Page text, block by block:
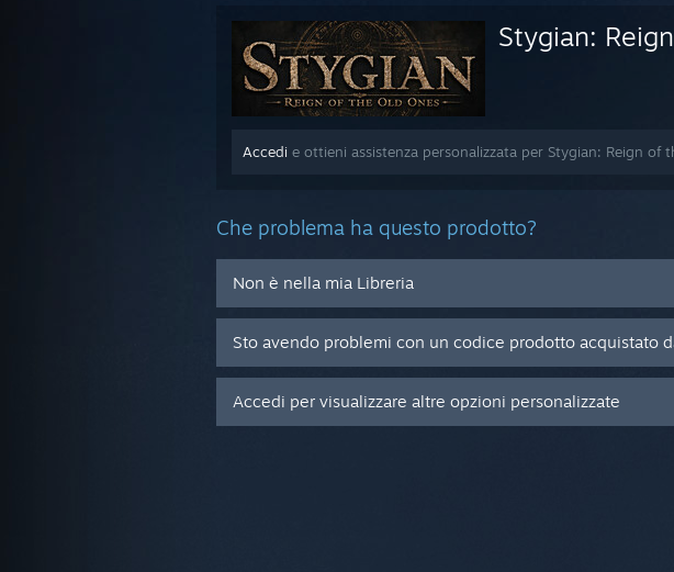
Stygian:
Accedi e ottieni assistenza personalizzata per Stygian: Reign of
Che problema ha questo prodotto?
Non è nella mia Libreria
Sto avendo problemi con un codice prodotto acquistato
Accedi per visualizzare altre opzioni personalizzate